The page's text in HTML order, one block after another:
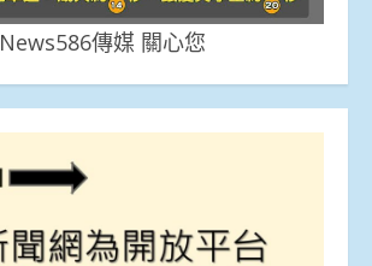
News586傳媒 關心您